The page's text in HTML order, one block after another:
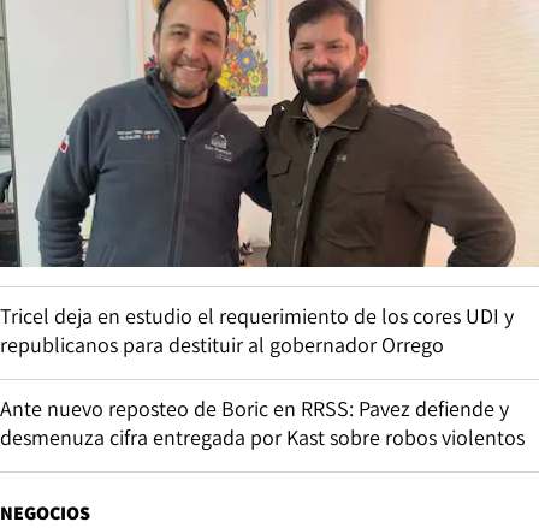
Tricel deja en estudio el requerimiento de los cores UDI y
republicanos para destituir al gobernador Orrego
Ante nuevo reposteo de Boric en RRSS: Pavez defiende y
desmenuza cifra entregada por Kast sobre robos violentos
NEGOCIOS